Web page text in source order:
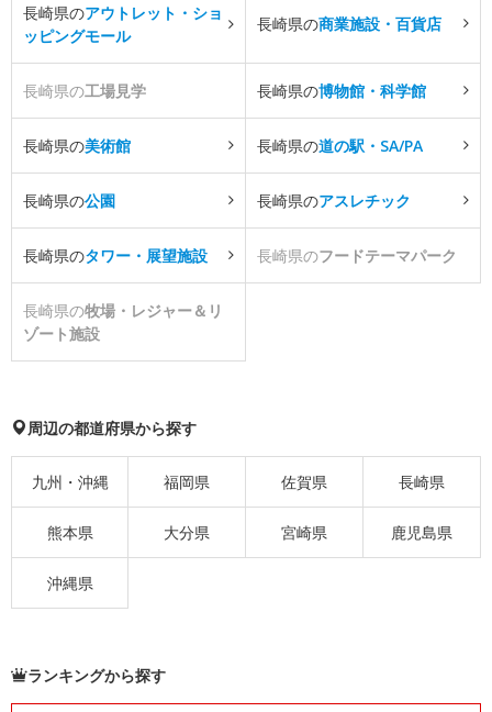
長崎県のアウトレット・ショ
ッピングモール
長崎県の商業施設・百貨店
長崎県の工場見学 長崎県の博物館・科学館
長崎県の美術館 長崎県の道の駅・SA/PA
長崎県の公園 長崎県のアスレチック
長崎県のタワー・展望施設 長崎県のフードテーマパーク
長崎県の牧場・レジャー＆リ
ゾート施設
周辺の都道府県から探す
九州・沖縄 福岡県 佐賀県 長崎県
熊本県 大分県 宮崎県 鹿児島県
沖縄県
ランキングから探す